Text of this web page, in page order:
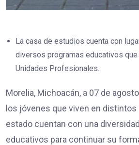
La casa de estudios cuenta con
diversos programas educativos
Unidades Profesionales.
Morelia, Michoacán, a 07 de
los jóvenes que viven en distintos
estado cuentan con una
educativos para continuar su